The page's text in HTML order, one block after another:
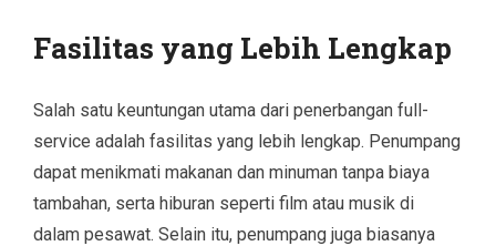
Fasilitas yang Lebih Lengkap
Salah satu keuntungan utama dari penerbangan full-
service adalah fasilitas yang lebih lengkap. Penumpang
dapat menikmati makanan dan minuman tanpa biaya
tambahan, serta hiburan seperti film atau musik di
dalam pesawat. Selain itu, penumpang juga biasanya